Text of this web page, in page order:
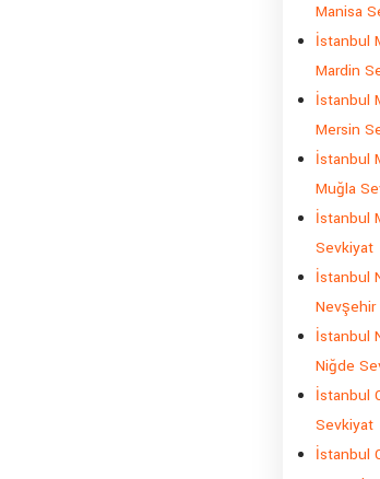
Manisa
İstanbul
Mardin
İstanbul
Mersin
İstanbul
Muğla
İstanbul
Sevkiyat
İstanbul
İstanbul
Niğde
İstanbul
Sevkiyat
İstanbul